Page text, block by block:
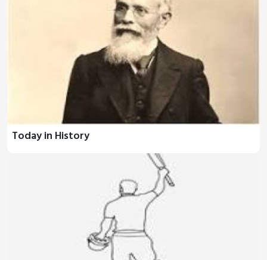
Today in History